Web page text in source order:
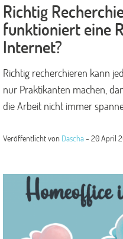
Richtig
funktioniert eine
Internet?
Richtig recherchieren kann
nur Praktikanten machen,
die Arbeit nicht immer
Veröffentlicht von Dascha- 20 April